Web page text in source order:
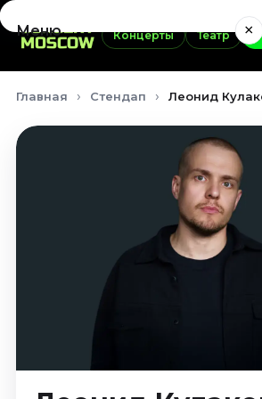
Концерты Театр
Меню ×
Сентябрь 2026
Сентябрь 2026
Октябрь 2026
Главная Стендап Леонид